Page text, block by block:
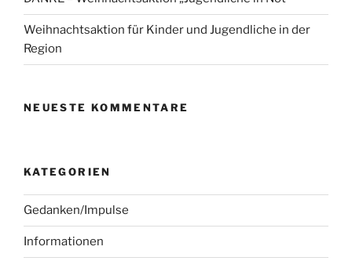
Weihnachtsaktion für Kinder und Jugendliche in der
Region
NEUESTE KOMMENTARE
KATEGORIEN
Gedanken/Impulse
Informationen